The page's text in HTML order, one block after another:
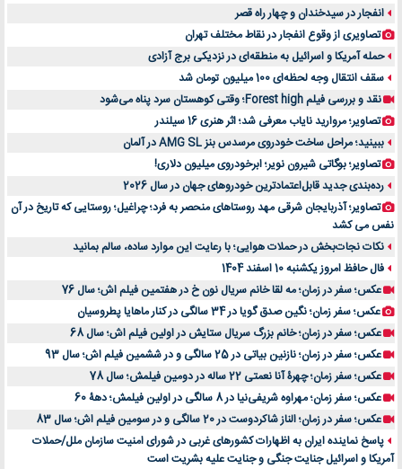
انفجار در سیدخندان و چهار راه قصر
تصاویری از وقوع انفجار در نقاط مختلف تهران
حمله آمریکا و اسرائیل به منطقه‌ای در نزدیکی برج آزادی
سقف انتقال وجه لحظه‌ای 100 میلیون تومان شد
نقد و بررسی فیلم Forest high؛ وقتی کوهستان سرد پناه می‌شود
تصاویر؛ مروارید نایاب معرفی شد؛ اثر هنری 16 سیلندر
ببینید؛ مراحل ساخت خودروی مرسدس بنز AMG SL در آلمان
تصاویر؛ بوگاتی شیرون نویر؛ ابرخودروی میلیون دلاری!
رده‌بندی جدید قابل‌اعتمادترین خودروهای جهان در سال 2026
تصاویر؛ آذربایجان شرقی مهد روستاهای منحصر به فرد؛ چراغیل؛ روستایی که تاریخ در آن
نفس می کشد
نکات نجات‌بخش در حملات هوایی؛ با رعایت این موارد ساده، سالم بمانید
فال حافظ امروز یکشنبه 10 اسفند 1404
عکس؛ سفر در زمان؛ مه لقا خانم سریال نون خ در هفتمین فیلم اش؛ سال 76
عکس؛ سفر زمان؛ نگین صدق گویا در 34 سالگی در کنار ماهایا پطروسیان
عکس؛ سفر در زمان؛ خانم بزرگ سریال ستایش در اولین فیلم اش؛ سال 68
عکس؛ سفر در زمان؛ نازنین بیاتی در 25 سالگی و در ششمین فیلم اش؛ سال 93
عکس؛ سفر زمان؛ چهرۀ آنا نعمتی 22 ساله در دومین فیلمش؛ سال 78
عکس؛ سفر زمان؛ مهراوه شریفی‌نیا در 8 سالگی در اولین فیلمش؛ دهۀ 60
عکس؛ سفر در زمان؛ الناز شاکردوست در 20 سالگی و در سومین فیلم اش؛ سال 83
پاسخ نماینده ایران به اظهارات کشورهای غربی در شورای امنیت سازمان ملل/حملات
آمریکا و اسرائیل جنایت جنگی و جنایت علیه بشریت است